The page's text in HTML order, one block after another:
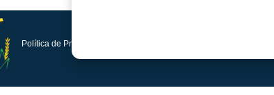
Política de Privacidade e Proteção de Dados